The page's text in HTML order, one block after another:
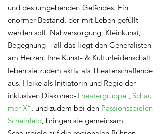
und des umgebenden Geländes. Ein
enormer Bestand, der mit Leben gefüllt
werden soll. Nahversorgung, Kleinkunst,
Begegnung – all das liegt den Generalisten
am Herzen. Ihre Kunst- & Kulturleidenschaft
leben sie zudem aktiv als Theaterschaffende
aus. Heike als Initiatorin und Regie der
inklusiven Diakoneo-Theatergruppe „Schau
mer X“, und zudem bei den Passionsspielen
Scheinfeld, bringen sie gemeinsam